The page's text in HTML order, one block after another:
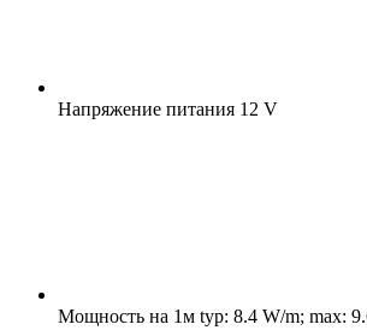
Напряжение питания 12 V
Мощность на 1м typ: 8.4 W/m; max: